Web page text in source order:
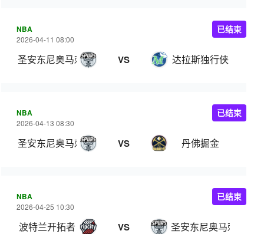
NBA
2026-04-11 08:00
圣安东尼奥马刺 VS 达拉斯独行侠
已结束
NBA
2026-04-13 08:30
圣安东尼奥马刺 VS 丹佛掘金
已结束
NBA
2026-04-25 10:30
波特兰开拓者 VS 圣安东尼奥马刺
已结束